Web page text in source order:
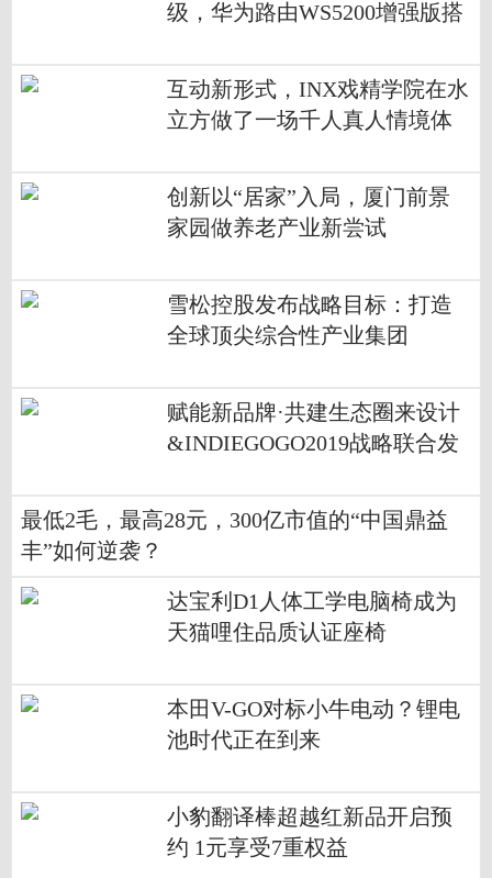
级，华为路由WS5200增强版搭
互动新形式，INX戏精学院在水
立方做了一场千人真人情境体
创新以“居家”入局，厦门前景
家园做养老产业新尝试
雪松控股发布战略目标：打造
全球顶尖综合性产业集团
赋能新品牌·共建生态圈来设计
&INDIEGOGO2019战略联合发
最低2毛，最高28元，300亿市值的“中国鼎益
丰”如何逆袭？
达宝利D1人体工学电脑椅成为
天猫哩住品质认证座椅
本田V-GO对标小牛电动？锂电
池时代正在到来
小豹翻译棒超越红新品开启预
约 1元享受7重权益